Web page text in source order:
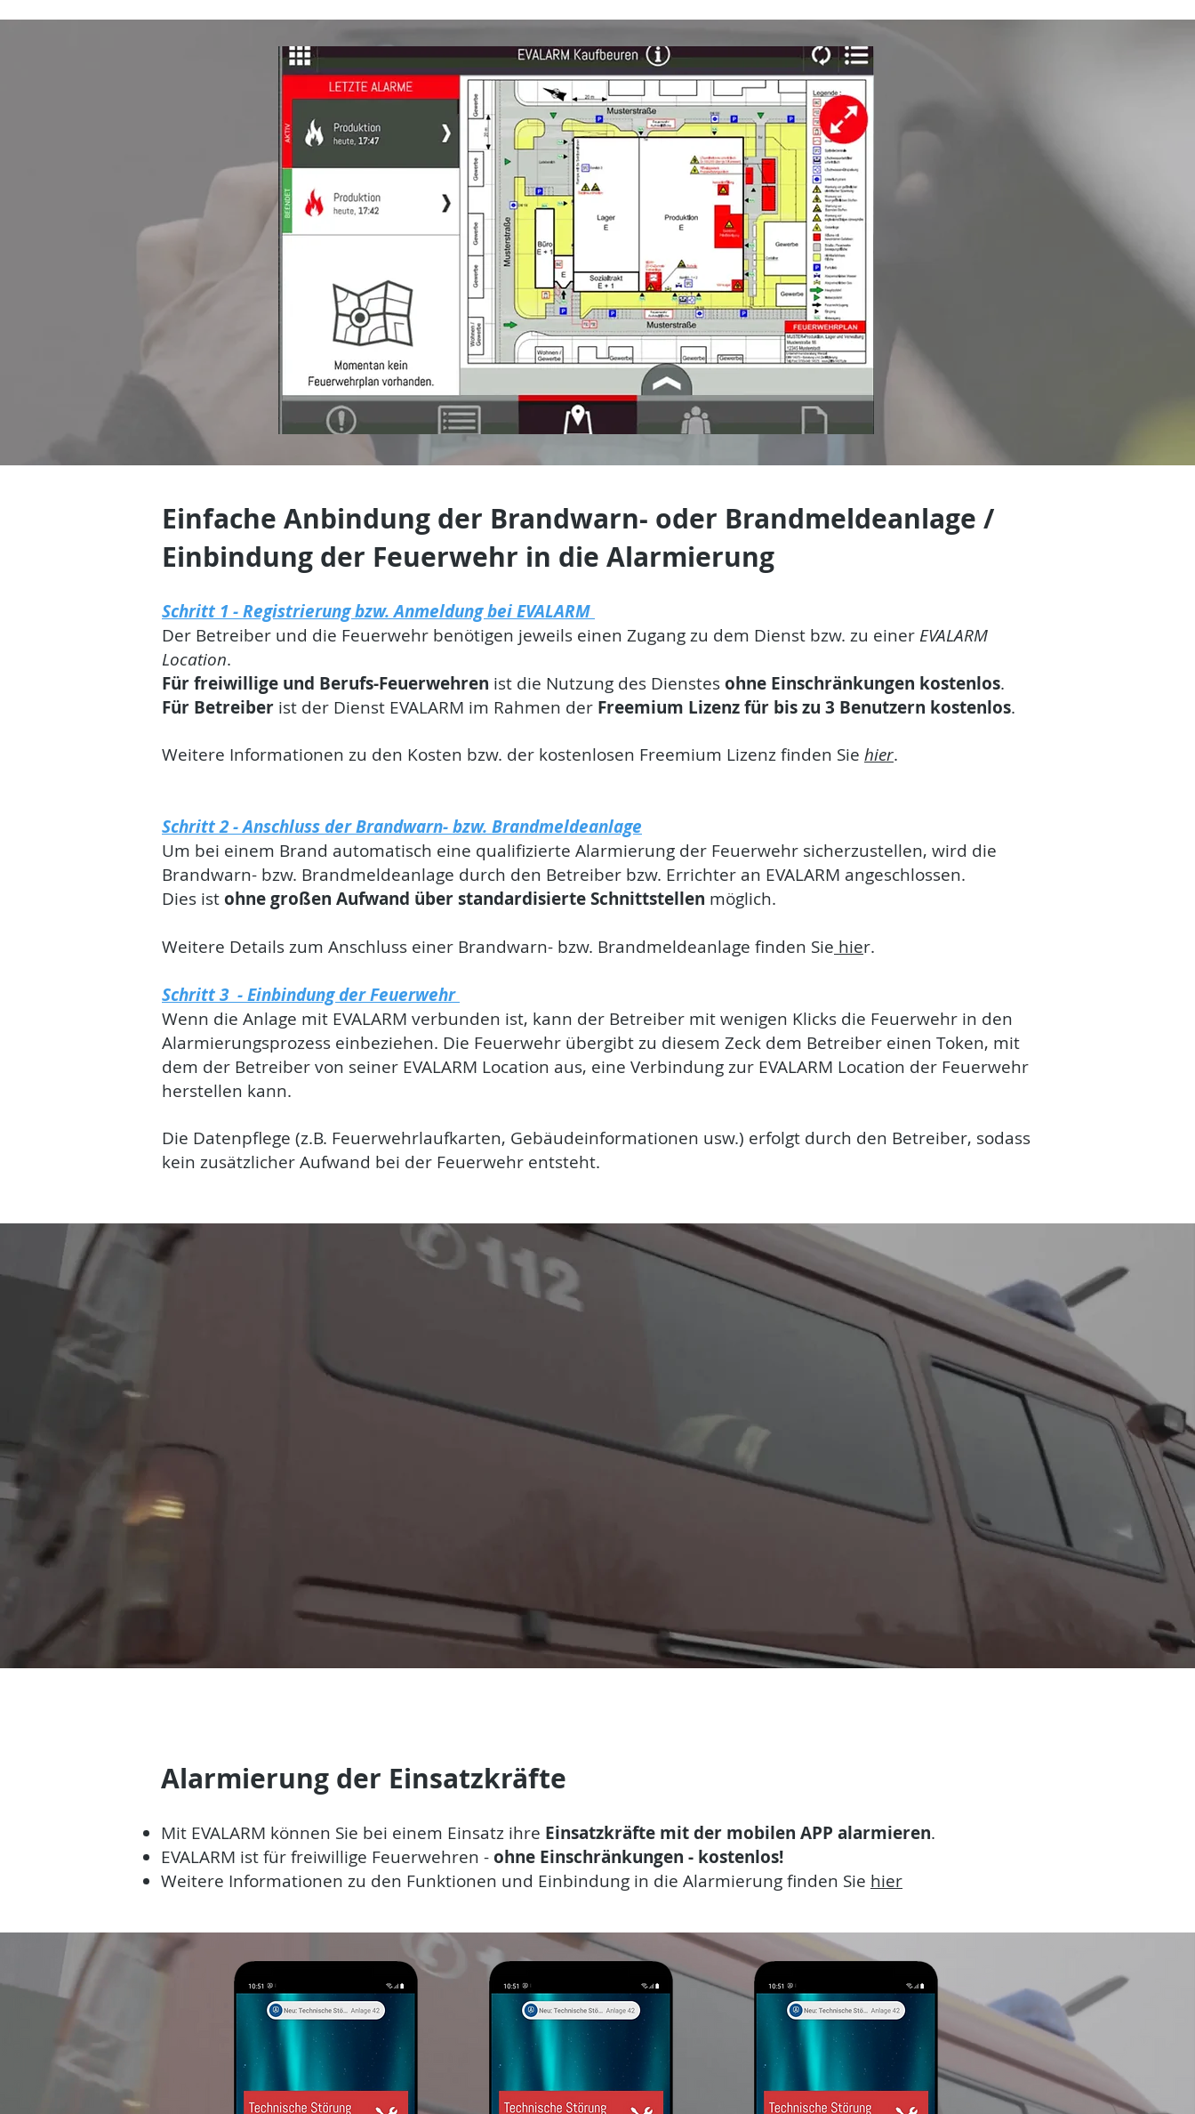
Einfache Anbindung der Brandwarn- oder Brandmeldeanlage /
Einbindung der Feuerwehr in die Alarmierung
Schritt 1 - Registrierung bzw. Anmeldung bei EVALARM
Der Betreiber und die Feuerwehr benötigen jeweils einen Zugang zu dem Dienst bzw. zu einer EVALARM
Location.
Für freiwillige und Berufs-Feuerwehren ist die Nutzung des Dienstesohne Einschränkungen kostenlos.
Für Betreiber ist der Dienst EVALARM im Rahmen der Freemium Lizenz für bis zu 3 Benutzern kostenlos.
Weitere Informationen zu den Kosten bzw. der kostenlosen Freemium Lizenz finden Sie hier.
Schritt 2 - Anschluss der Brandwarn- bzw. Brandmeldeanlage
Um bei einem Brand automatisch eine qualifizierte Alarmierung der Feuerwehr sicherzustellen, wird die
Brandwarn- bzw. Brandmeldeanlage durch den Betreiber bzw. Errichter an EVALARM angeschlossen.
Dies istohne großen Aufwand über standardisierte Schnittstellen möglich.
Weitere Details zum Anschluss einer Brandwarn- bzw. Brandmeldeanlage finden Sie hier.
Schritt 3 - Einbindung der Feuerwehr
Wenn die Anlage mit EVALARM verbunden ist, kann der Betreiber mit wenigen Klicks die Feuerwehr in den
Alarmierungsprozess einbeziehen. Die Feuerwehr übergibt zu diesem Zeck dem Betreiber einen Token, mit
dem der Betreiber von seiner EVALARM Location aus, eine Verbindung zur EVALARM Location der Feuerwehr
herstellen kann.
Die Datenpflege (z.B. Feuerwehrlaufkarten, Gebäudeinformationen usw.) erfolgt durch den Betreiber, sodass
kein zusätzlicher Aufwand bei der Feuerwehr entsteht.
Alarmierung der Einsatzkräfte
Mit EVALARM können Sie bei einem Einsatz ihre Einsatzkräfte mit der mobilen APP alarmieren.
EVALARM ist für freiwillige Feuerwehren -ohne Einschränkungen - kostenlos!
Weitere Informationen zu den Funktionen und Einbindung in die Alarmierung finden Sie hier